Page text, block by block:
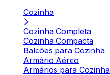
Cozinha
Cozinha Completa
Cozinha Compacta
Balcões para Cozinha
Armário Aéreo
Armários para Cozinha